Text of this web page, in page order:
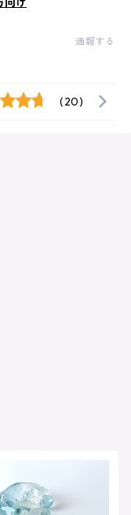
通報する
(20)